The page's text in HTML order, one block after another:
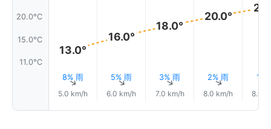
20.0°C
15.0°C
11.0°C
13.0°
8% 雨
↑
5.0 km/h
16.0°
5% 雨
↑
6.0 km/h
18.0°
3% 雨
↑
7.0 km/h
20.0°
2% 雨
↑
8.0 km/h
1%
8.0